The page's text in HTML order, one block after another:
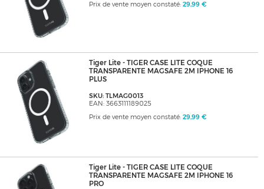
Prix de vente moyen constaté: 29,99 €
Tiger Lite - TIGER CASE LITE COQUE
TRANSPARENTE MAGSAFE 2M IPHONE 16
PLUS
SKU: TLMAG0013
EAN: 3663111189025
Prix de vente moyen constaté: 29,99 €
Tiger Lite - TIGER CASE LITE COQUE
TRANSPARENTE MAGSAFE 2M IPHONE 16
PRO